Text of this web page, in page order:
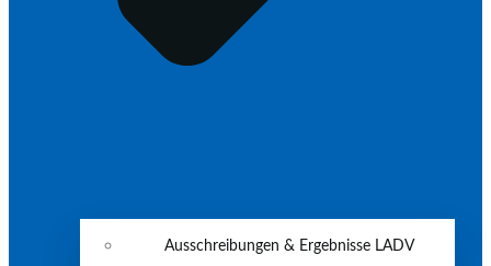
Ausschreibungen & Ergebnisse LADV